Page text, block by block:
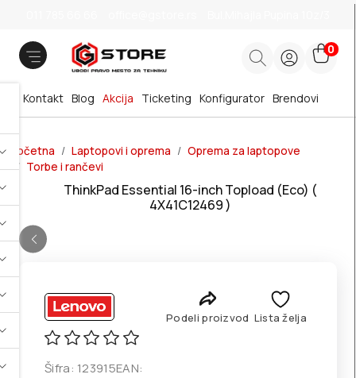
0
Brendovi
Blog Akcija
Kontakt Ticketing Konfigurator
Početna Laptopovi i oprema
Oprema za laptopove
Torbe i rančevi
ThinkPad Essential 16-inch Topload (Eco) (
4X41C12469 )
Podeli proizvod Lista želja
Šifra: 123915EAN: